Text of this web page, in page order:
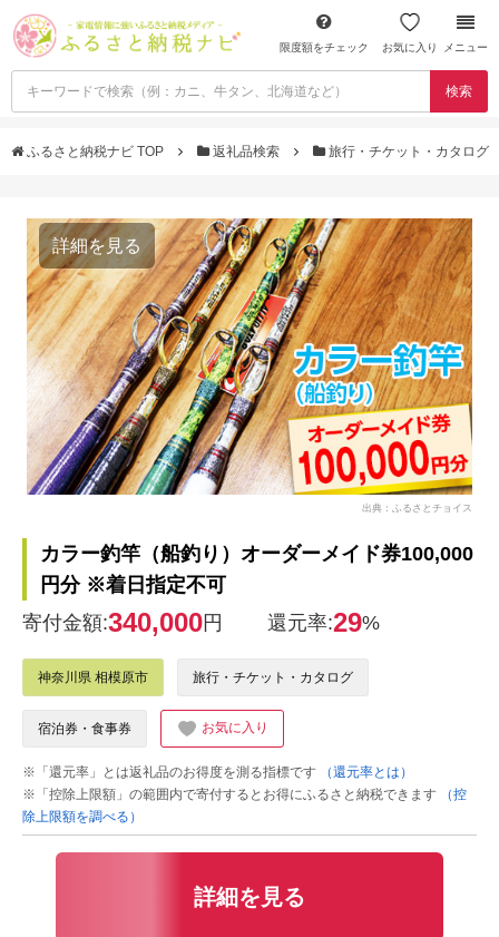
限度額をチェック お気に入り メニュー
検索
ふるさと納税ナビ TOP 返礼品検索 旅行・チケット・カタログ
詳細を見る
出典：ふるさとチョイス
カラー釣竿（船釣り）オーダーメイド券100,000
円分 ※着日指定不可
寄付金額:340,000円 還元率:29%
神奈川県 相模原市 旅行・チケット・カタログ
宿泊券・食事券 お気に入り
※「還元率」とは返礼品のお得度を測る指標です
（還元率とは）
※「控除上限額」の範囲内で寄付するとお得にふるさと納税できます
（控
除上限額を調べる）
詳細を見る